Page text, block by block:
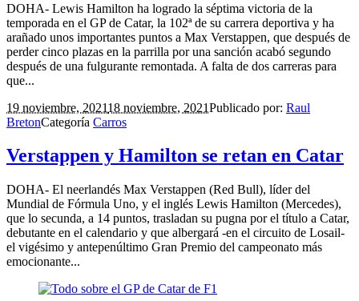
DOHA- Lewis Hamilton ha logrado la séptima victoria de la
temporada en el GP de Catar, la 102ª de su carrera deportiva y ha
arañado unos importantes puntos a Max Verstappen, que después de
perder cinco plazas en la parrilla por una sanción acabó segundo
después de una fulgurante remontada. A falta de dos carreras para
que...
19 noviembre, 202118 noviembre, 2021Publicado por: Raul
BretonCategoría Carros
Verstappen y Hamilton se retan en Catar
DOHA- El neerlandés Max Verstappen (Red Bull), líder del
Mundial de Fórmula Uno, y el inglés Lewis Hamilton (Mercedes),
que lo secunda, a 14 puntos, trasladan su pugna por el título a Catar,
debutante en el calendario y que albergará -en el circuito de Losail-
el vigésimo y antepenúltimo Gran Premio del campeonato más
emocionante...